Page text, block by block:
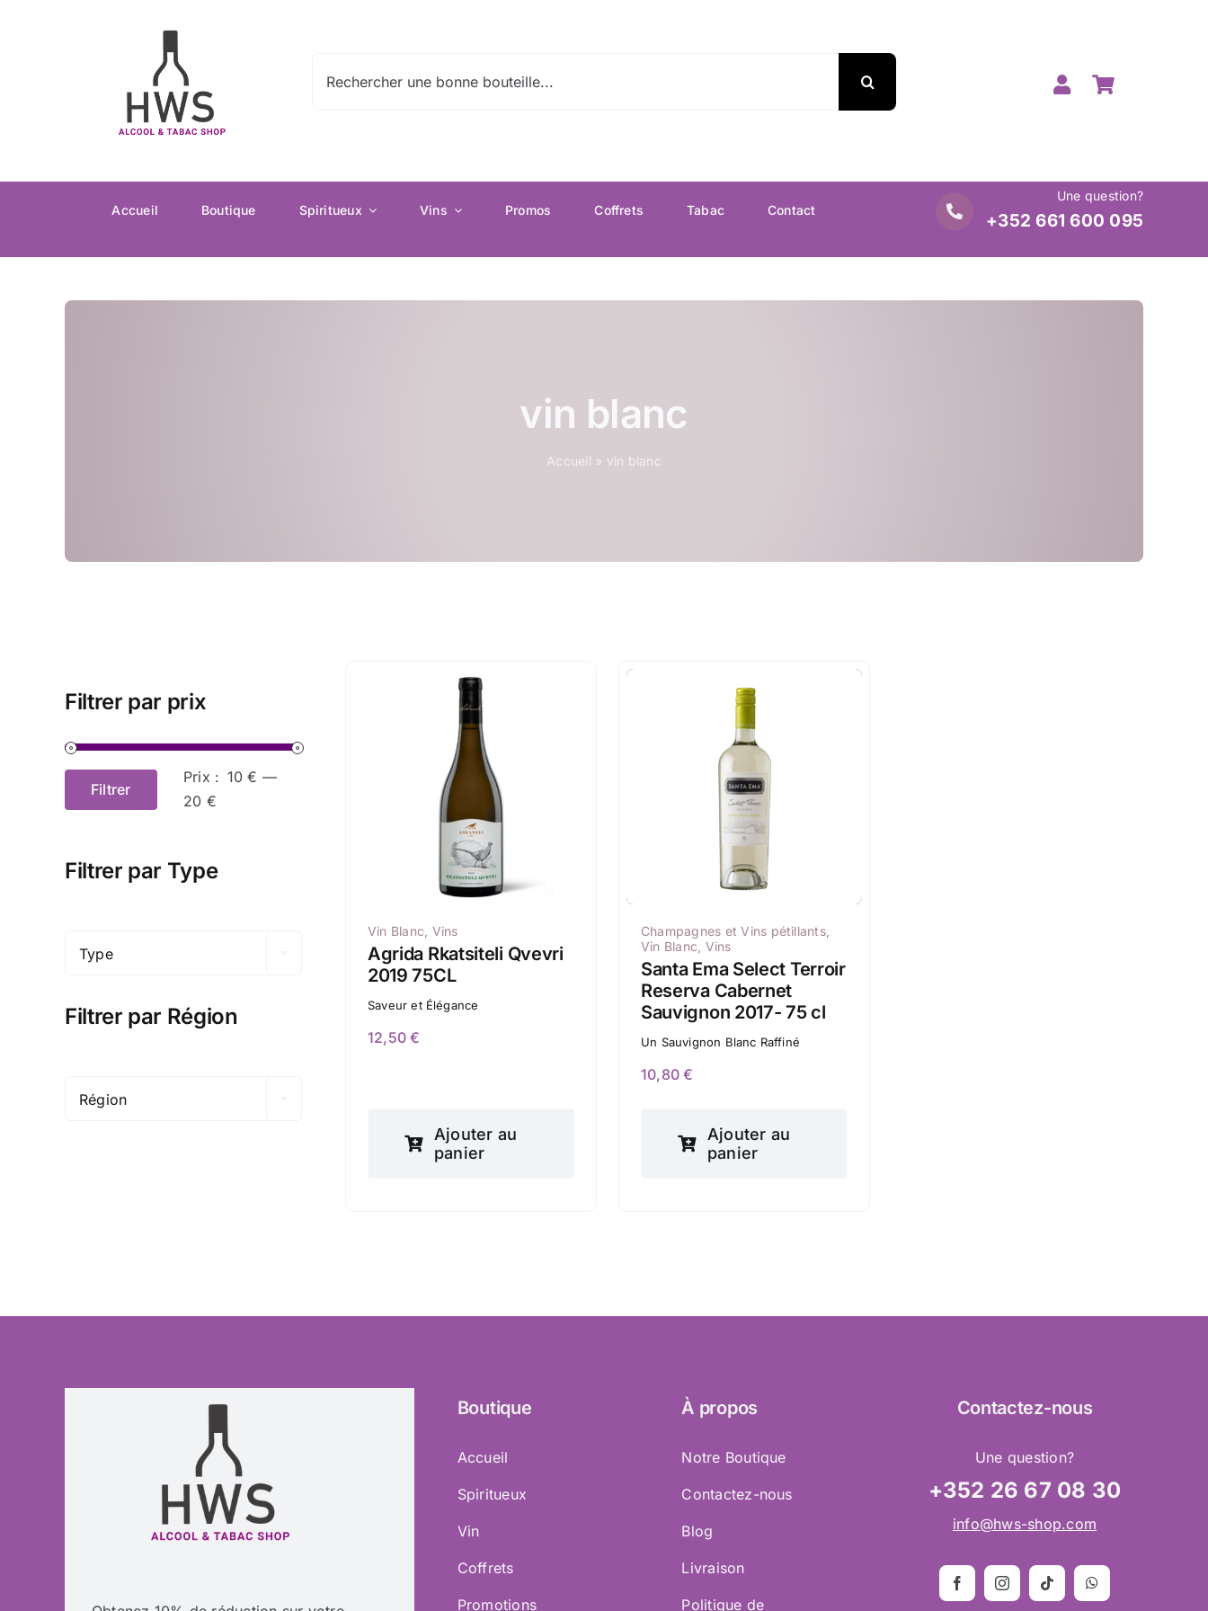
Accueil Boutique Spiritueux Vins Promos Coffrets Tabac Contact
Une question?
+352 661 600 095
vin blanc
Accueil » vin blanc
Filtrer par prix
Filtrer
Prix : 10 € —
20 €
Filtrer par Type
Type
Filtrer par Région
Région
Vin Blanc Vins
Agrida Rkatsiteli Qvevri
2019 75CL
Saveur et Élégance
12,50€
Ajouter au
panier
Champagnes et Vins pétillants,
Vin Blanc Vins
Santa Ema Select Terroir
Reserva Cabernet
Sauvignon 2017- 75 cl
Un Sauvignon Blanc Raffiné
10,80€
Ajouter au
panier
Boutique
Accueil
Spiritueux
Vin
Coffrets
Promotions
À propos
Notre Boutique
Contactez-nous
Blog
Livraison
Politique de
Contactez-nous
Une question?
+352 26 67 08 30
info@hws-shop.com